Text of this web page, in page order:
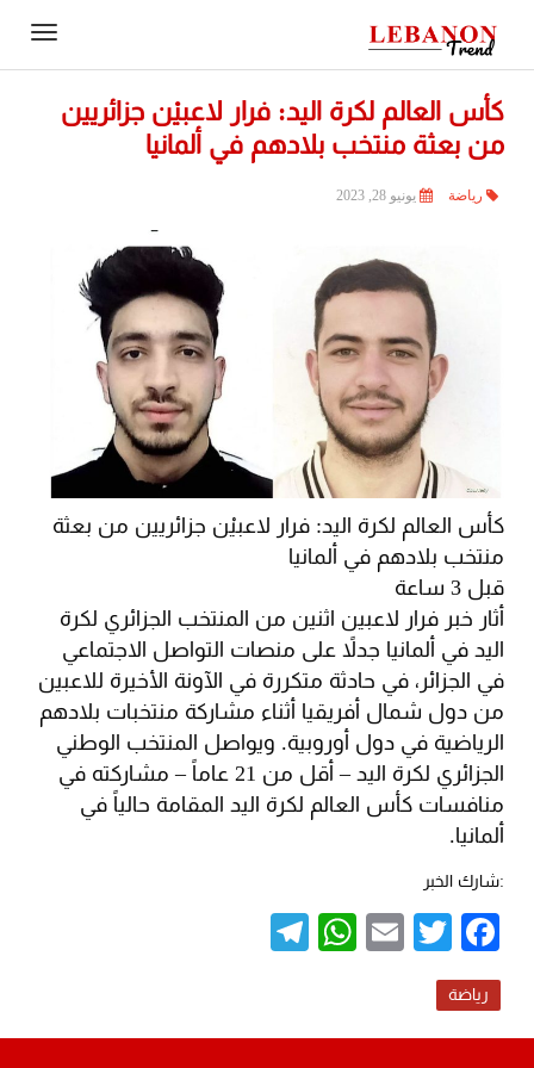
كأس العالم لكرة اليد: فرار لاعبيْن جزائريين
من بعثة منتخب بلادهم في ألمانيا
رياضة يونيو 28, 2023
كأس العالم لكرة اليد: فرار لاعبيْن جزائريين من بعثة
منتخب بلادهم في ألمانيا
قبل 3 ساعة
أثار خبر فرار لاعبين اثنين من المنتخب الجزائري لكرة
اليد في ألمانيا جدلاً على منصات التواصل الاجتماعي
في الجزائر، في حادثة متكررة في الآونة الأخيرة للاعبين
من دول شمال أفريقيا أثناء مشاركة منتخبات بلادهم
الرياضية في دول أوروبية. ويواصل المنتخب الوطني
الجزائري لكرة اليد – أقل من 21 عاماً – مشاركته في
منافسات كأس العالم لكرة اليد المقامة حالياً في
ألمانيا.
:شارك الخبر
Facebook
Twitter
Email
WhatsApp
رياضة
Contact
Us